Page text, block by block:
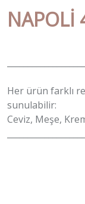
NAPOLİ
Her ürün farklı
sunulabilir:
Ceviz, Meşe,